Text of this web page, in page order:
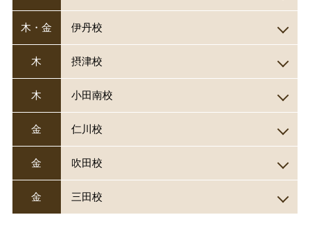
木・金 伊丹校
木 摂津校
木 小田南校
金 仁川校
金 吹田校
金 三田校